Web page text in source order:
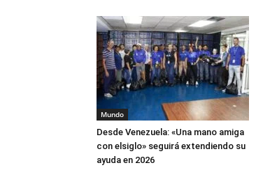
Mundo
Desde Venezuela: «Una mano amiga
con elsiglo» seguirá extendiendo su
ayuda en 2026